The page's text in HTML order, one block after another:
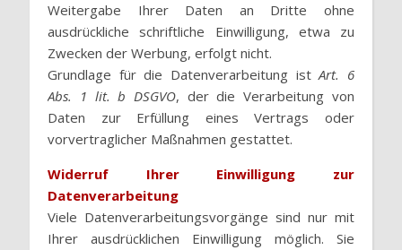
Weitergabe Ihrer Daten an Dritte ohne
ausdrückliche schriftliche Einwilligung, etwa zu
Zwecken der Werbung, erfolgt nicht.
Grundlage für die Datenverarbeitung istArt. 6
Abs. 1 lit. b DSGVO, der die Verarbeitung von
Daten zur Erfüllung eines Vertrags oder
vorvertraglicher Maßnahmen gestattet.
Widerruf Ihrer Einwilligung zur
Datenverarbeitung
Viele Datenverarbeitungsvorgänge sind nur mit
Ihrer ausdrücklichen Einwilligung möglich. Sie